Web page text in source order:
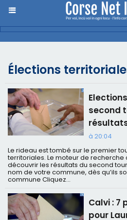
Élections
second
à 20:04
Le rideau est tombé sur le premier
territoriales. Le moteur de
découvrir les résultats du second
nom de votre commune, dès qu’ils
commune Cliquez...
Calvi : 7
pour